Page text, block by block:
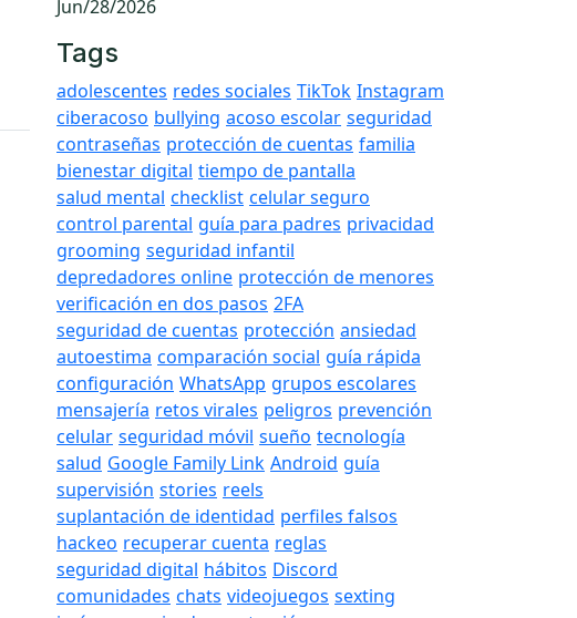
Jun/28/2026
Tags
adolescentes redes sociales TikTok Instagram
ciberacoso bullying acoso escolar seguridad
contraseñas protección de cuentas familia
bienestar digital tiempo de pantalla
salud mental checklist celular seguro
control parental guía para padres privacidad
grooming seguridad infantil
depredadores online protección de menores
verificación en dos pasos 2FA
seguridad de cuentas protección ansiedad
autoestima comparación social guía rápida
configuración WhatsApp grupos escolares
mensajería retos virales peligros prevención
celular seguridad móvil sueño tecnología
salud Google Family Link Android guía
supervisión stories reels
suplantación de identidad perfiles falsos
hackeo recuperar cuenta reglas
seguridad digital hábitos Discord
comunidades chats videojuegos sexting